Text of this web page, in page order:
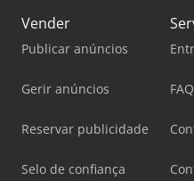
Vender
Publicar anúncios
Gerir anúncios
Reservar publicidade
Selo de confiança